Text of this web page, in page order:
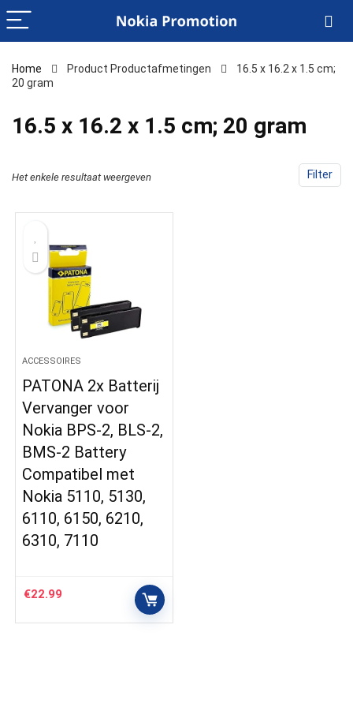
Home Product Productafmetingen
‎16.5 x 16.2 x 1.5 cm;
20 gram
‎16.5 x 16.2 x 1.5 cm; 20 gram
Filter
Het enkele resultaat weergeven
ACCESSOIRES
PATONA 2x Batterij
Vervanger voor
Nokia BPS-2, BLS-2,
BMS-2 Battery
Compatibel met
Nokia 5110, 5130,
6110, 6150, 6210,
6310, 7110
€22.99